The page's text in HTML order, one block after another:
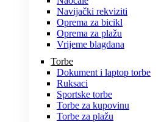
Navijački rekviziti
Oprema za bicikl
Oprema za plažu
Vrijeme blagdana
Torbe
Dokument i laptop torbe
Ruksaci
Sportske torbe
Torbe za kupovinu
Torbe za plažu